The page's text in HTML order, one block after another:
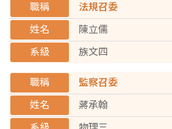
法規召委
陳立儒
族文四
監察召委
蔣承翰